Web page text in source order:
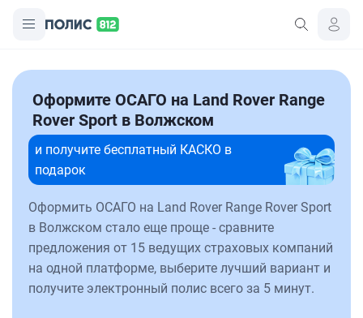
Оформите ОСАГО на Land Rover Range
Rover Sport в Волжском
и получите бесплатный КАСКО в
подарок
Оформить ОСАГО на Land Rover Range Rover Sport
в Волжском стало еще проще - сравните
предложения от 15 ведущих страховых компаний
на одной платформе, выберите лучший вариант и
получите электронный полис всего за 5 минут.